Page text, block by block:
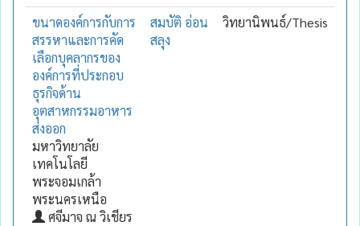
ขนาดองค์การกับการ
สรรหาและการคัด
เลือกบุคลากรของ
องค์การที่ประกอบ
ธุรกิจด้าน
อุตสาหกรรมอาหาร
ส่งออก
มหาวิทยาลัย
เทคโนโลยี
พระจอมเกล้า
พระนครเหนือ
ศจีมาจ ณ วิเชียร
สมบัติ อ่อน
สลุง
วิทยานิพนธ์/Thesis